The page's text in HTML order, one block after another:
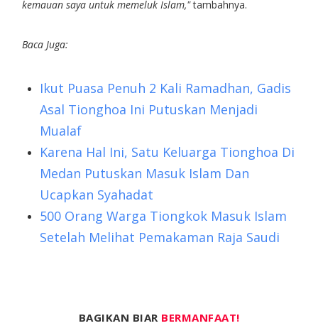
kemauan saya untuk memeluk Islam,"tambahnya.
Baca Juga:
Ikut Puasa Penuh 2 Kali Ramadhan, Gadis
Asal Tionghoa Ini Putuskan Menjadi
Mualaf
Karena Hal Ini, Satu Keluarga Tionghoa Di
Medan Putuskan Masuk Islam Dan
Ucapkan Syahadat
500 Orang Warga Tiongkok Masuk Islam
Setelah Melihat Pemakaman Raja Saudi
BAGIKAN BIAR BERMANFAAT!